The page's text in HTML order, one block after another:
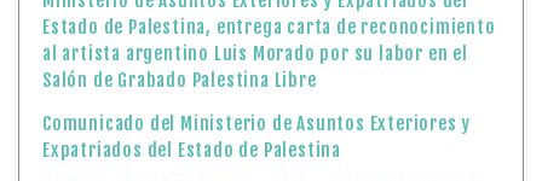
Estado de Palestina, entrega carta de reconocimiento
al artista argentino Luis Morado por su labor en el
Salón de Grabado Palestina Libre
Comunicado del Ministerio de Asuntos Exteriores y
Expatriados del Estado de Palestina